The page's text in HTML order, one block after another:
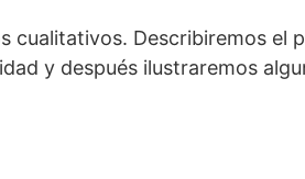
cualitativos. Describiremos el
y después ilustraremos